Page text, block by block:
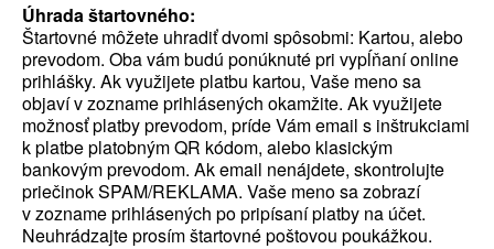
Úhrada štartovného:
Štartovné môžete uhradiť dvomi spôsobmi: Kartou, alebo
prevodom. Oba vám budú ponúknuté pri vypĺňaní online
prihlášky. Ak využijete platbu kartou, Vaše meno sa
objaví v zozname prihlásených okamžite. Ak využijete
možnosť platby prevodom, príde Vám email s inštrukciami
k platbe platobným QR kódom, alebo klasickým
bankovým prevodom. Ak email nenájdete, skontrolujte
priečinok SPAM/REKLAMA. Vaše meno sa zobrazí
v zozname prihlásených po pripísaní platby na účet.
Neuhrádzajte prosím štartovné poštovou poukážkou.